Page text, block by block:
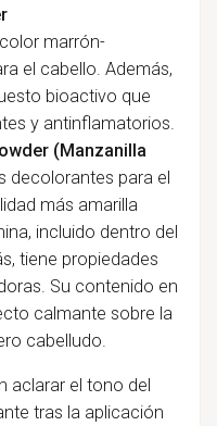
marrón-
el cabello. Además,
bioactivo que
y antinflamatorios.
(Manzanilla
decolorantes para el
más amarilla
incluido dentro del
tiene propiedades
Su contenido en
calmante sobre la
cabelludo.
aclarar el tono del
tras la aplicación